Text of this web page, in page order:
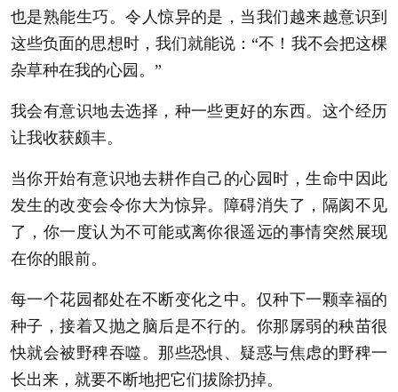
也是熟能生巧。令人惊异的是，当我们越来越意识到
这些负面的思想时，我们就能说：“不！我不会把这棵
杂草种在我的心园。”
我会有意识地去选择，种一些更好的东西。这个经历
让我收获颇丰。
当你开始有意识地去耕作自己的心园时，生命中因此
发生的改变会令你大为惊异。障碍消失了，隔阂不见
了，你一度认为不可能或离你很遥远的事情突然展现
在你的眼前。
每一个花园都处在不断变化之中。仅种下一颗幸福的
种子，接着又抛之脑后是不行的。你那孱弱的秧苗很
快就会被野稗吞噬。那些恐惧、疑惑与焦虑的野稗一
长出来，就要不断地把它们拔除扔掉。